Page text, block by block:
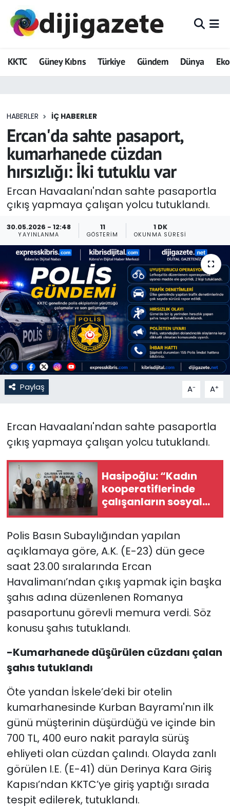
KKTC Güney Kıbrıs Türkiye Gündem Dünya
HABERLER İÇ HABERLER
Ercan'da sahte pasaport,
kumarhanede cüzdan
hırsızlığı: İki tutuklu var
Ercan Havaalanı'ndan sahte pasaportla
çıkış yapmaya çalışan yolcu tutuklandı.
30.05.2026 - 12:48
YAYINLANMA
11
GÖSTERIM
1 DK
OKUNMA SÜRESI
Paylaş A- A+
Ercan Havaalanı'ndan sahte pasaportla
çıkış yapmaya çalışan yolcu tutuklandı.
Hasipoğlu: “Kadın
kooperatiflerinde
çalışanların sosyal
sigorta primlerinin
karşılayacağız”
Polis Basın Subaylığından yapılan
açıklamaya göre, A.K. (E-23) dün gece
saat 23.00 sıralarında Ercan
Havalimanı’ndan çıkış yapmak için başka
şahıs adına düzenlenen Romanya
pasaportunu görevli memura verdi. Söz
konusu şahıs tutuklandı.
-Kumarhanede düşürülen cüzdanı çalan
şahıs tutuklandı
Öte yandan İskele’deki bir otelin
kumarhanesinde Kurban Bayramı'nın ilk
günü müşterinin düşürdüğü ve içinde bin
700 TL, 400 euro nakit parayla sürüş
ehliyeti olan cüzdan çalındı. Olayda zanlı
görülen I.E. (E-41) dün Derinya Kara Giriş
Kapısı’ndan KKTC’ye giriş yaptığı sırada
tespit edilerek, tutuklandı.
ADVERTORIAL
Dijigazete
Eğitim
Ekonomi
Foto Galeri
GEZİ
Güncel
Gündem
KKTC
KKTC YEREL SEÇİM 2018
Kültür Sanat
Magazin
Moda
Otomobil Dünyası
Politika
SAĞLIK
Spor
Teknoloji
TÜRKiYE
Video Galeri
YAŞAM
Hava Durumu
Trafik Durumu
Tüm Manşetler
Son Dakika Haberleri
Haber Arşivi